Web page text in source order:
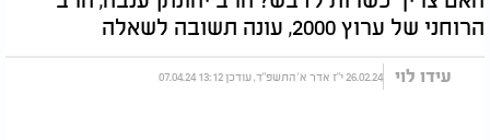
הרוחני של ערוץ 2000, עונה תשובה לשאלה
עידו לוי 26.02.24 י"ז אדר א' התשפ"ד, עודכן 13:12 07.04.24